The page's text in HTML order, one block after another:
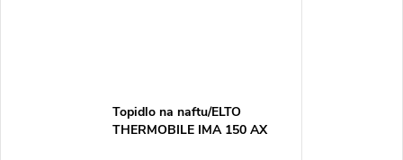
Topidlo na naftu/ELTO
THERMOBILE IMA 150 AX